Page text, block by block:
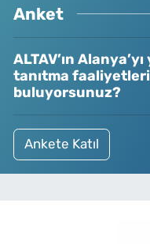
Anket
ALTAV’ın
tanıtma
buluyorsunuz?
Ankete Katıl